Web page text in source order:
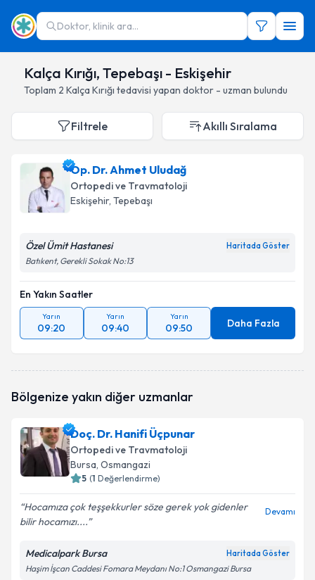
Doktor, klinik ara...
Kalça Kırığı, Tepebaşı - Eskişehir
Toplam 2 Kalça Kırığı tedavisi yapan doktor - uzman bulundu
Filtrele Akıllı Sıralama
Op. Dr. Ahmet Uludağ
Ortopedi ve Travmatoloji
Eskişehir, Tepebaşı
Özel Ümit Hastanesi Haritada Göster
Batıkent, Gerekli Sokak No:13
En Yakın Saatler
Yarın
09:20
Yarın
09:40
Yarın
09:50 Daha Fazla
Bölgenize yakın diğer uzmanlar
Doç. Dr. Hanifi Üçpunar
Ortopedi ve Travmatoloji
Bursa, Osmangazi
5 (1 Değerlendirme)
Hocamıza çok teşşekkurler söze gerek yok gidenler
bilir hocamızı....
Devamı
Medicalpark Bursa Haritada Göster
Haşim İşcan Caddesi Fomara Meydanı No:1 Osmangazi Bursa